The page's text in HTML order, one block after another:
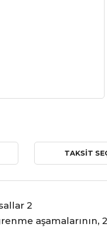
TAKSIT
2